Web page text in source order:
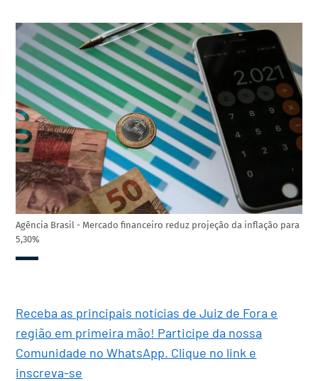
Agência Brasil - Mercado financeiro reduz projeção da inflação para
5,30%
Receba as principais notícias de Juiz de Fora e
região em primeira mão! Participe da nossa
Comunidade no WhatsApp. Clique no link e
inscreva-se